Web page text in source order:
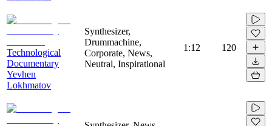
Technological
Documentary
Yevhen
Lokhmatov
Synthesizer,
Drummachine,
Corporate, News,
Neutral, Inspirational
1:12 120